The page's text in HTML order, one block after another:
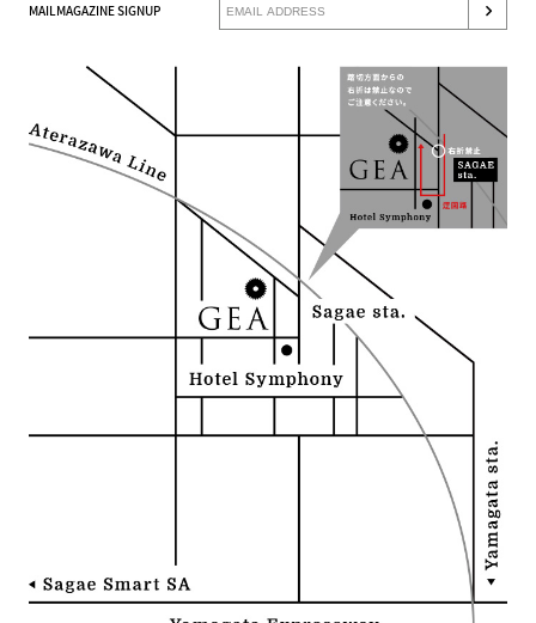
MAILMAGAZINE SIGNUP